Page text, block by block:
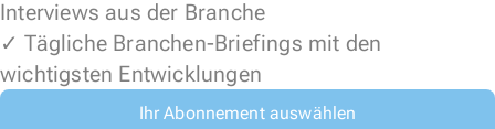
Interviews aus der Branche
✓ Tägliche Branchen-Briefings mit den
wichtigsten Entwicklungen
Ihr Abonnement auswählen